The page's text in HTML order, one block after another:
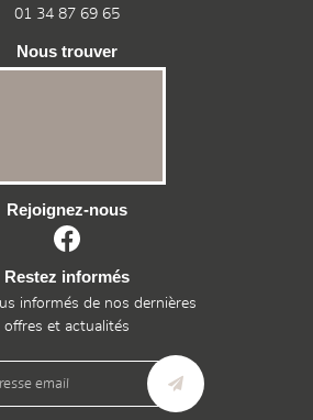
01 34 87 69 65
Nous trouver
Rejoignez-nous
Restez informés
informés de nos dernières
offres et actualités